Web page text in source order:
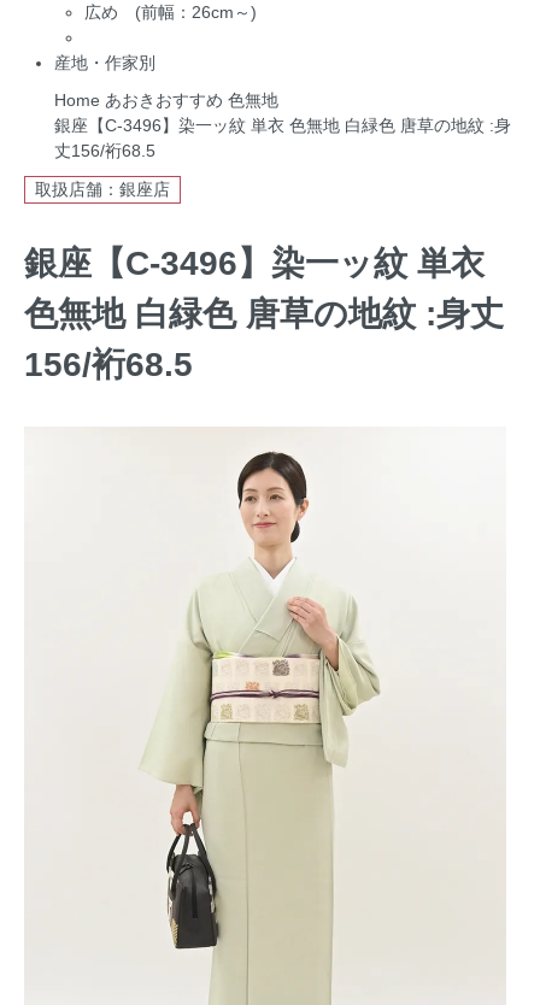
広め (前幅：26cm～)
産地・作家別
Home あおきおすすめ 色無地
銀座【C-3496】染一ッ紋 単衣 色無地 白緑色 唐草の地紋 :身
丈156/裄68.5
取扱店舗：銀座店
銀座【C-3496】染一ッ紋 単衣
色無地 白緑色 唐草の地紋 :身丈
156/裄68.5